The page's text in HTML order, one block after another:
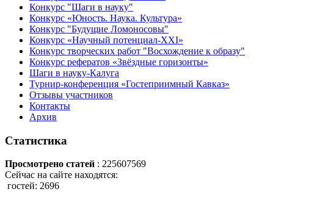
Конкурс "Шаги в науку"
Конкурс «Юность. Наука. Культура»
Конкурс "Будущие Ломоносовы"
Конкурс «Научный потенциал-XXI»
Конкурс творческих работ "Восхождение к образу"
Конкурс рефератов «Звёздные горизонты»
Шаги в науку-Калуга
Турнир-конференция «Гостеприимный Кавказ»
Отзывы участников
Контакты
Архив
Статистика
Просмотрено статей : 225607569
Сейчас на сайте находятся:
гостей: 2696